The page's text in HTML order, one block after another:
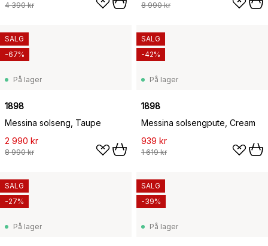
4 390 kr 8 990 kr
På lager
1898
Messina solseng, Taupe
2 990 kr
8 990 kr
SALG
-67%
På lager
1898
Messina solsengpute, Cream
939 kr
1 619 kr
SALG
-42%
På lager
SALG
-27%
På lager
SALG
-39%